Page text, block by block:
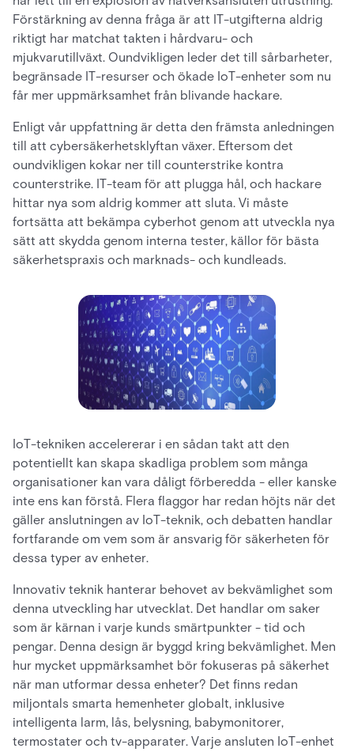
Förstärkning av denna fråga är att IT-utgifterna aldrig
riktigt har matchat takten i hårdvaru- och
mjukvarutillväxt. Oundvikligen leder det till sårbarheter,
begränsade IT-resurser och ökade IoT-enheter som nu
får mer uppmärksamhet från blivande hackare.
Enligt vår uppfattning är detta den främsta anledningen
till att cybersäkerhetsklyftan växer. Eftersom det
oundvikligen kokar ner till counterstrike kontra
counterstrike. IT-team för att plugga hål, och hackare
hittar nya som aldrig kommer att sluta. Vi måste
fortsätta att bekämpa cyberhot genom att utveckla nya
sätt att skydda genom interna tester, källor för bästa
säkerhetspraxis och marknads- och kundleads.
IoT-tekniken accelererar i en sådan takt att den
potentiellt kan skapa skadliga problem som många
organisationer kan vara dåligt förberedda - eller kanske
inte ens kan förstå. Flera flaggor har redan höjts när det
gäller anslutningen av IoT-teknik, och debatten handlar
fortfarande om vem som är ansvarig för säkerheten för
dessa typer av enheter.
Innovativ teknik hanterar behovet av bekvämlighet som
denna utveckling har utvecklat. Det handlar om saker
som är kärnan i varje kunds smärtpunkter - tid och
pengar. Denna design är byggd kring bekvämlighet. Men
hur mycket uppmärksamhet bör fokuseras på säkerhet
när man utformar dessa enheter? Det finns redan
miljontals smarta hemenheter globalt, inklusive
intelligenta larm, lås, belysning, babymonitorer,
termostater och tv-apparater. Varje ansluten IoT-enhet